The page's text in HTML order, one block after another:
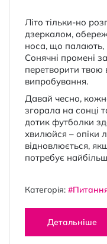
Літо тільки-но
дзеркалом,
носа, що палають,
Сонячні промені
перетворити твою
випробування.
Давай чесно,
згорала на сонці
дотик футболки
хвилюйся – опіки
відновлюється,
потребує
Категорія:
Детальніше